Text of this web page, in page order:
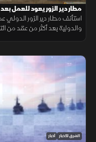
مطار دير الزور يعود للعمل
استأنف مطار دير الزور الدولي
والدولية بعد أكثر من عقد
الشرق للأخبار أخبار